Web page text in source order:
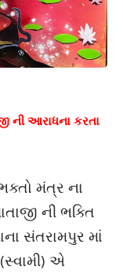
ની આરાધના કરતા
મંત્ર ના
ની ભક્તિ
સંતરામપુર માં
એ